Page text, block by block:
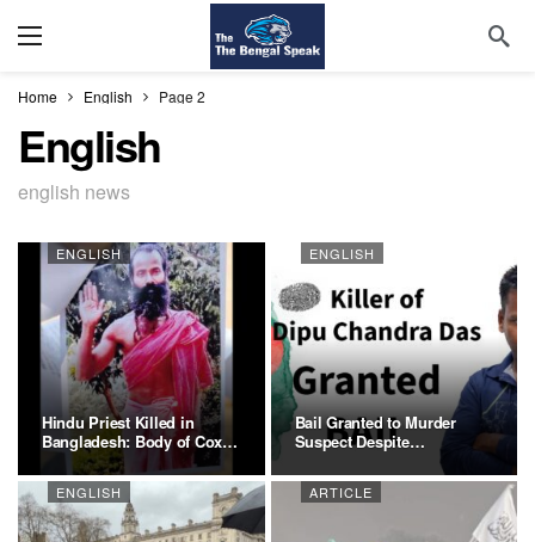
Home English Page 2
English
english news
ENGLISH
Hindu Priest Killed in
Bangladesh: Body of Cox’s
Bazar…
ENGLISH
Bail Granted to Murder
Suspect Despite
ENGLISH ARTICLE